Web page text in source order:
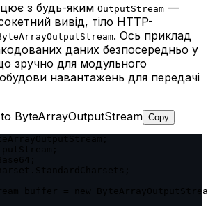
з будь-яким OutputStream —
вивід, тіло HTTP-
. Ось приклад
даних безпосередньо у
зручно для модульного
навантажень для передачі
ByteArrayOutputStream Copy
buffer = new